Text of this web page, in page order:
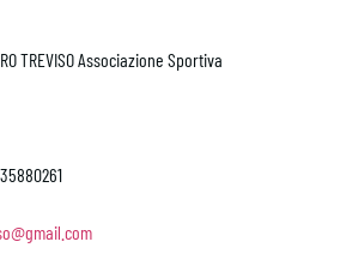
TREVISO Associazione Sportiva